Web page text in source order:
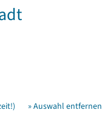
» Auswahl entfernen